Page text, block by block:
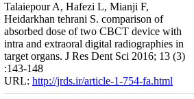
Talaiepour A, Hafezi L, Mianji F,
Heidarkhan tehrani S. comparison of
absorbed dose of two CBCT device with
intra and extraoral digital radiographies in
target organs. J Res Dent Sci 2016; 13 (3)
:143-148
URL: http://jrds.ir/article-1-754-fa.html